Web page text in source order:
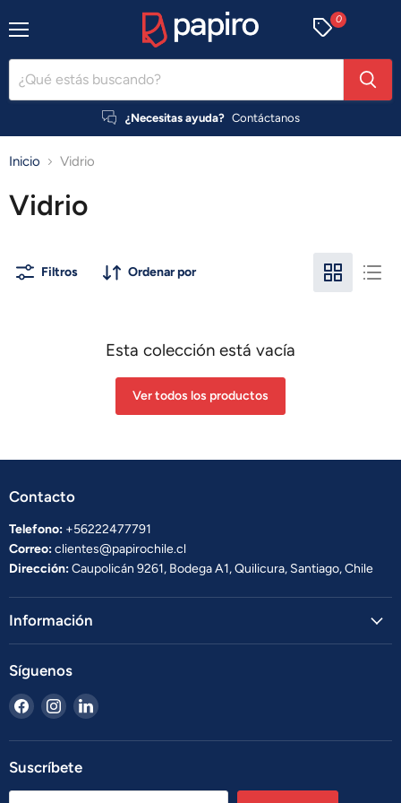
¿Necesitas ayuda? Contáctanos
0
Inicio Vidrio
Vidrio
Filtros Ordenar por
Esta colección está vacía
Ver todos los productos
Contacto
Telefono: +56222477791
Correo:clientes@papirochile.cl
Dirección:Caupolicán 9261, Bodega A1, Quilicura, Santiago, Chile
Información
Síguenos
Encuéntrenos
en
Facebook
Encuéntrenos
en
Instagram
Encuéntrenos
LinkedIn
Suscríbete